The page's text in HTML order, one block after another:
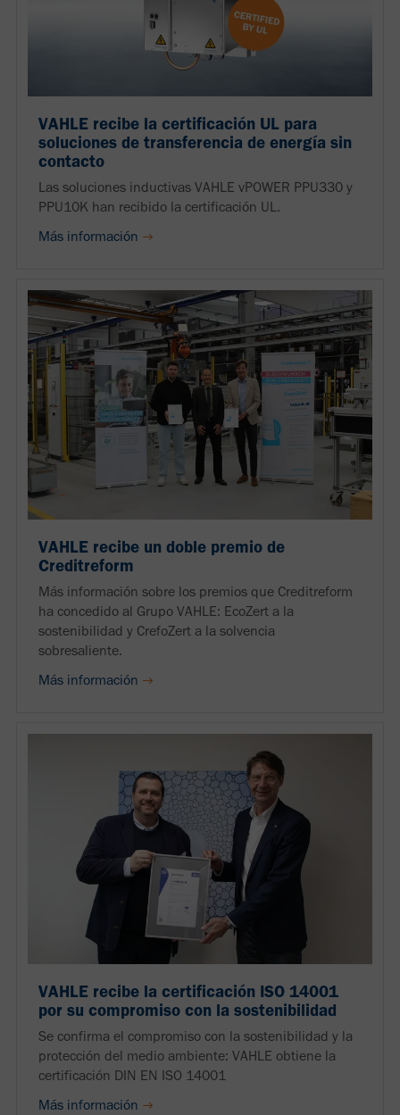
VAHLE recibe la certificación UL para
soluciones de transferencia de energía sin
contacto
Las soluciones inductivas VAHLE vPOWER PPU330 y
PPU10K han recibido la certificación UL.
Más información
VAHLE recibe un doble premio de
Creditreform
Más información sobre los premios que Creditreform
ha concedido al Grupo VAHLE: EcoZert a la
sostenibilidad y CrefoZert a la solvencia
sobresaliente.
Más información
VAHLE recibe la certificación ISO 14001
por su compromiso con la sostenibilidad
Se confirma el compromiso con la sostenibilidad y la
protección del medio ambiente: VAHLE obtiene la
certificación DIN EN ISO 14001
Más información